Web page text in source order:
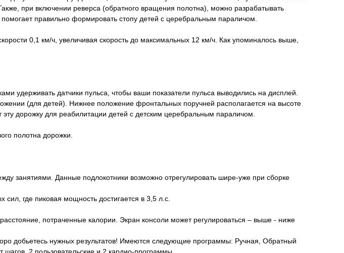
при включении реверса (обратного вращения полотна), можно разрабатывать
правильно формировать стопу детей с церебральным параличом.
0,1 км/ч, увеличивая скорость до максимальных 12 км/ч. Как упоминалось выше,
удерживать датчики пульса, чтобы ваши показатели пульса выводились на дисплей.
(для детей). Нижнее положение фронтальных поручней располагается на высоте
дорожку для реабилитации детей с детским церебральным параличом.
полотна дорожки.
занятиями. Данные подлокотники возможно отрегулировать шире-уже при сборке
где пиковая мощность достигается в 3,5 л.с.
потраченные калории. Экран консоли может регулироваться – выше - ниже
добьетесь нужных результатов! Имеются следующие программы: Ручная, Обратный